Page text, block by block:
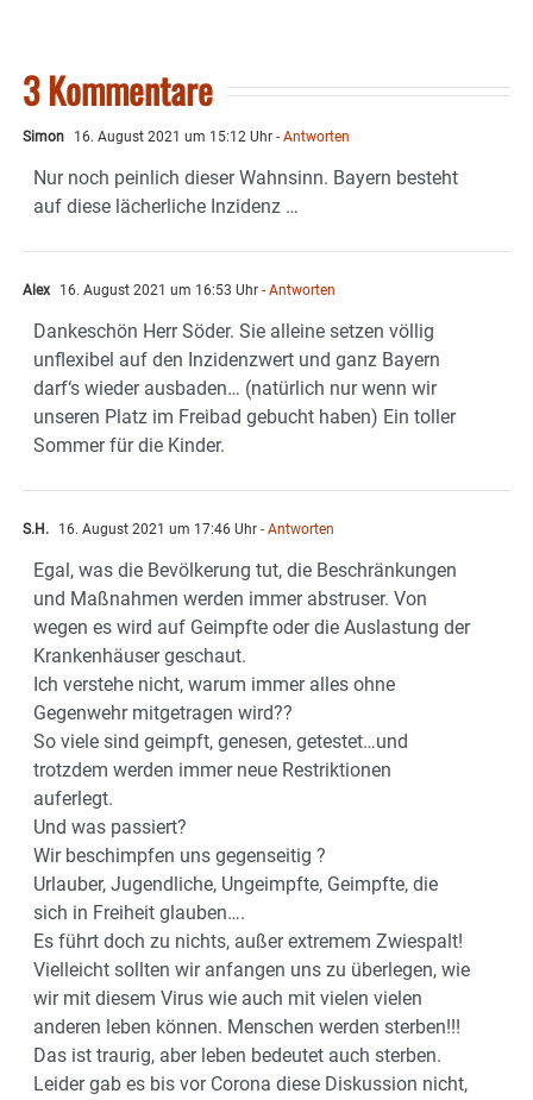
3 Kommentare
Simon 16. August 2021 um 15:12 Uhr - Antworten
Nur noch peinlich dieser Wahnsinn. Bayern besteht
auf diese lächerliche Inzidenz …
Alex 16. August 2021 um 16:53 Uhr - Antworten
Dankeschön Herr Söder. Sie alleine setzen völlig
unflexibel auf den Inzidenzwert und ganz Bayern
darf‘s wieder ausbaden… (natürlich nur wenn wir
unseren Platz im Freibad gebucht haben) Ein toller
Sommer für die Kinder.
S.H. 16. August 2021 um 17:46 Uhr - Antworten
Egal, was die Bevölkerung tut, die Beschränkungen
und Maßnahmen werden immer abstruser. Von
wegen es wird auf Geimpfte oder die Auslastung der
Krankenhäuser geschaut.
Ich verstehe nicht, warum immer alles ohne
Gegenwehr mitgetragen wird??
So viele sind geimpft, genesen, getestet…und
trotzdem werden immer neue Restriktionen
auferlegt.
Und was passiert?
Wir beschimpfen uns gegenseitig ?
Urlauber, Jugendliche, Ungeimpfte, Geimpfte, die
sich in Freiheit glauben….
Es führt doch zu nichts, außer extremem Zwiespalt!
Vielleicht sollten wir anfangen uns zu überlegen, wie
wir mit diesem Virus wie auch mit vielen vielen
anderen leben können. Menschen werden sterben!!!
Das ist traurig, aber leben bedeutet auch sterben.
Leider gab es bis vor Corona diese Diskussion nicht,